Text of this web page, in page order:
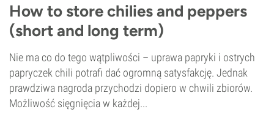
How to store chilies and peppers
(short and long term)
Nie ma co do tego wątpliwości – uprawa papryki i ostrych
papryczek chili potrafi dać ogromną satysfakcję. Jednak
prawdziwa nagroda przychodzi dopiero w chwili zbiorów.
Możliwość sięgnięcia w każdej...